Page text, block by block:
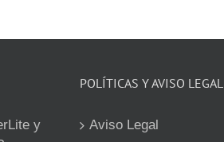
y
POLÍTICAS Y AVISO LEGAL
Aviso Legal